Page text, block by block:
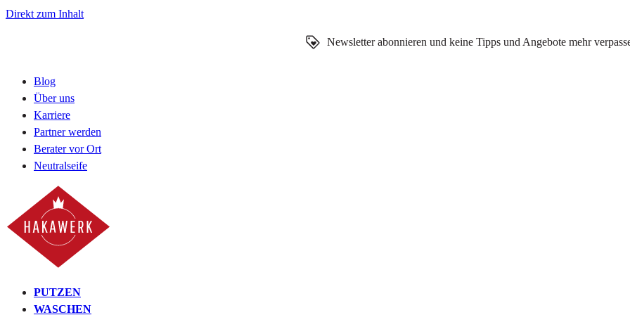
Direkt zum Inhalt
Newsletter abonnieren und keine Tipps und Angebote mehr
Blog
Über uns
Karriere
Partner werden
Berater vor Ort
Neutralseife
PUTZEN
WASCHEN